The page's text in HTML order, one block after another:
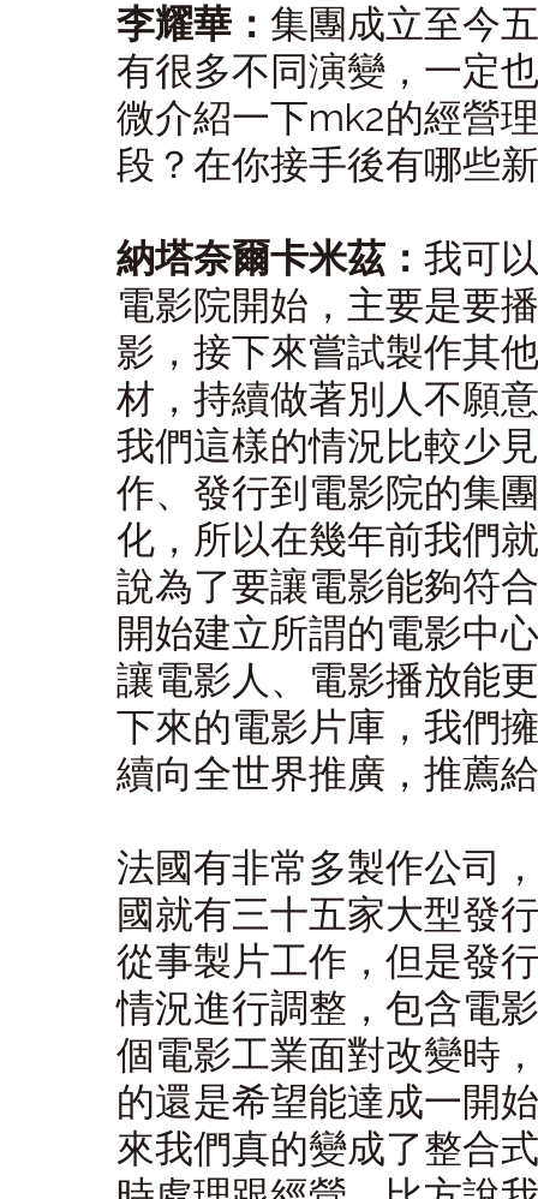
李耀華： 集團成立至今
有很多不同演變，一定
微介紹一下mk2的經營
段？在你接手後有哪些
納塔奈爾卡米茲： 我可
電影院開始，主要是要
影，接下來嘗試製作其
材，持續做著別人不願
我們這樣的情況比較少
作、發行到電影院的集
化，所以在幾年前我們
說為了要讓電影能夠符
開始建立所謂的電影中
讓電影人、電影播放能
下來的電影片庫，我們
續向全世界推廣，推薦
法國有非常多製作公司
國就有三十五家大型發
從事製片工作，但是發
情況進行調整，包含電
個電影工業面對改變時
的還是希望能達成一開
來我們真的變成了整合